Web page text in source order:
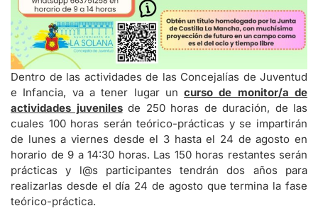
Dentro de las actividades de las Concejalías de Juventud
e Infancia, va a tener lugar uncurso de monitor/a de
actividades juvenilesde 250 horas de duración, de las
cuales 100 horas serán teórico-prácticas y se impartirán
de lunes a viernes desde el 3 hasta el 24 de agosto en
horario de 9 a 14:30 horas. Las 150 horas restantes serán
prácticas y l@s participantes tendrán dos años para
realizarlas desde el día 24 de agosto que termina la fase
teórico-práctica.